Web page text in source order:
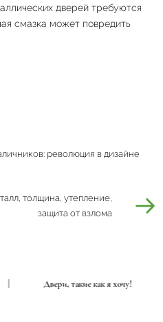
дверей требуются
смазка может повредить
революция в дизайне
толщина, утепление,
защита от взлома
Двери, такие как я хочу!